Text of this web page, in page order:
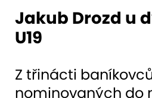
Jakub Drozd u
U19
Z třinácti
nominovaných do